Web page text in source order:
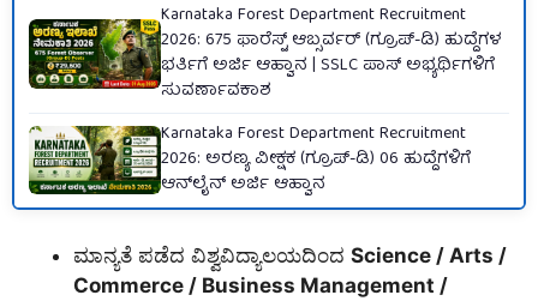
Karnataka Forest Department Recruitment
2026: 675 ಫಾರೆಸ್ಟ್ ಆಬ್ಸರ್ವರ್ (ಗ್ರೂಪ್-ಡಿ) ಹುದ್ದೆಗಳ
ಭರ್ತಿಗೆ ಅರ್ಜಿ ಆಹ್ವಾನ | SSLC ಪಾಸ್ ಅಭ್ಯರ್ಥಿಗಳಿಗೆ
ಸುವರ್ಣಾವಕಾಶ
Karnataka Forest Department Recruitment
2026: ಅರಣ್ಯ ವೀಕ್ಷಕ (ಗ್ರೂಪ್-ಡಿ) 06 ಹುದ್ದೆಗಳಿಗೆ
ಆನ್‌ಲೈನ್ ಅರ್ಜಿ ಆಹ್ವಾನ
ಮಾನ್ಯತೆ ಪಡೆದ ವಿಶ್ವವಿದ್ಯಾಲಯದಿಂದ Science / Arts /
Commerce / Business Management /